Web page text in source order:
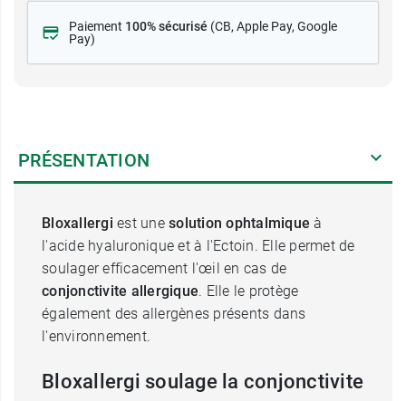
Paiement 100% sécurisé (CB, Apple Pay, Google
Pay)
PRÉSENTATION
Bloxallergi est une solution ophtalmique à
l'acide hyaluronique et à l'Ectoin. Elle permet de
soulager efficacement l'œil en cas de
conjonctivite allergique. Elle le protège
également des allergènes présents dans
l'environnement.
Bloxallergi soulage la conjonctivite